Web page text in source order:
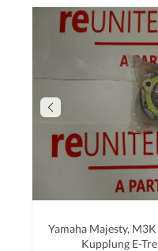
Yamaha Majesty,
Kupplung E-